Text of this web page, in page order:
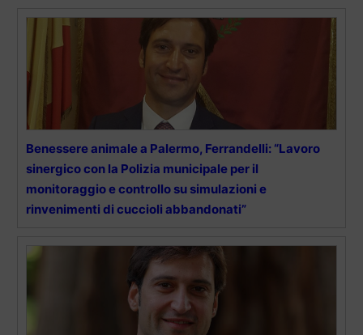
Benessere animale a Palermo, Ferrandelli: “Lavoro
sinergico con la Polizia municipale per il
monitoraggio e controllo su simulazioni e
rinvenimenti di cuccioli abbandonati”